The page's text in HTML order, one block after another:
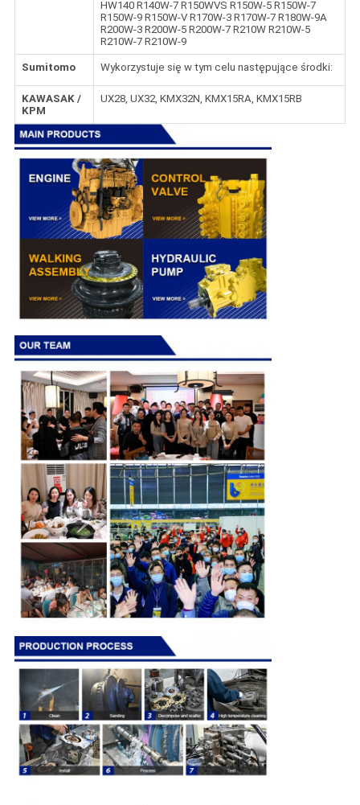
HW140 R140W-7 R150WVS R150W-5 R150W-7
R150W-9 R150W-V R170W-3 R170W-7 R180W-9A
R200W-3 R200W-5 R200W-7 R210W R210W-5
R210W-7 R210W-9
Sumitomo Wykorzystuje się w tym celu następujące środki:
KAWASAK /
KPM
UX28, UX32, KMX32N, KMX15RA, KMX15RB